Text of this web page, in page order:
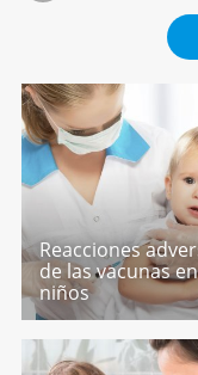
Reacciones
de las vacunas
niños